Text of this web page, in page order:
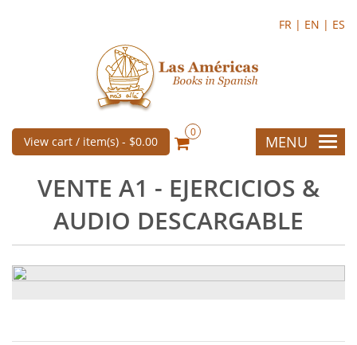
FR | EN | ES
View cart / item(s) - $0.00
0
MENU
VENTE A1 - EJERCICIOS &
AUDIO DESCARGABLE